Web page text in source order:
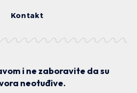
Kontakt
i ne zaboravite da su
neotuđive.